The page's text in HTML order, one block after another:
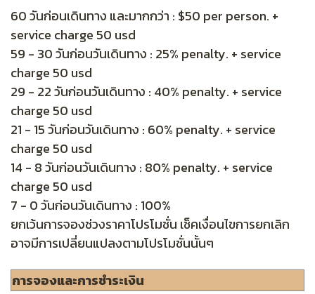
60 วันก่อนเดินทาง และมากกว่า : $50 per person. +
service charge 50 usd
59 - 30 วันก่อนวันเดินทาง : 25% penalty. + service
charge 50 usd
29 - 22 วันก่อนวันเดินทาง : 40% penalty. + service
charge 50 usd
21 - 15 วันก่อนวันเดินทาง : 60% penalty. + service
charge 50 usd
14 - 8 วันก่อนวันเดินทาง : 80% penalty. + service
charge 50 usd
7 - 0 วันก่อนวันเดินทาง : 100%
ยกเว้นการจองช่วงราคาโปรโมชั่น เช็คเงื่อนไขการยกเลิก
อาจมีการเปลี่ยนแปลงตามโปรโมชั่นนั้นๆ
การจองและการชำระเงิน